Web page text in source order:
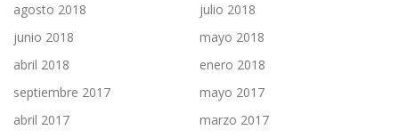
agosto 2018
julio 2018
junio 2018
mayo 2018
abril 2018
enero 2018
septiembre 2017
mayo 2017
abril 2017
marzo 2017